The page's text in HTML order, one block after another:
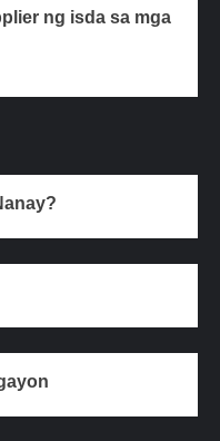
ng isda sa mga